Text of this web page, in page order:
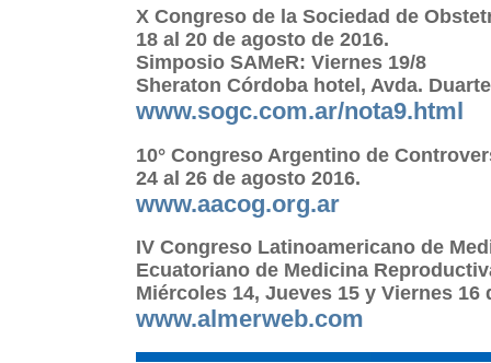
X Congreso de la Sociedad de
18 al 20 de agosto de 2016.
Simposio SAMeR: Viernes 19/8
Sheraton Córdoba hotel, Avda.
www.sogc.com.ar/nota9.html
10° Congreso Argentino de
24 al 26 de agosto 2016.
www.aacog.org.ar
IV Congreso Latinoamericano de
Ecuatoriano de Medicina
Miércoles 14, Jueves 15 y Viernes
www.almerweb.com